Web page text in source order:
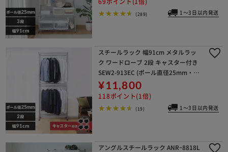
(289) 1～3日以内発送
スチールラック 幅91cm メタルラッ
ク ワードローブ 2段 キャスター付き
SEW2-913EC (ポール直径25mm・棚
板3枚)
¥11,800
118ポイント(1倍)
(19) 1～3日以内発送
アングルスチールラック ANRｰ8818L